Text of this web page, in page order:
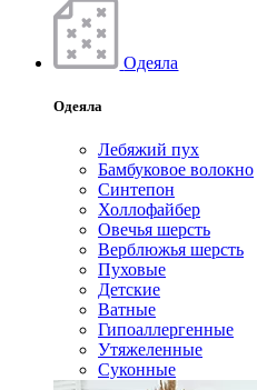
Одеяла
Одеяла
Лебяжий пух
Бамбуковое волокно
Синтепон
Холлофайбер
Овечья шерсть
Верблюжья шерсть
Пуховые
Детские
Ватные
Гипоаллергенные
Утяжеленные
Суконные